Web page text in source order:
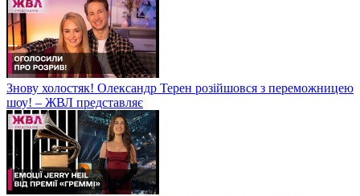
Знову холостяк! Олександр Терен розійшовся з переможницею
шоу! – ЖВЛ представляє